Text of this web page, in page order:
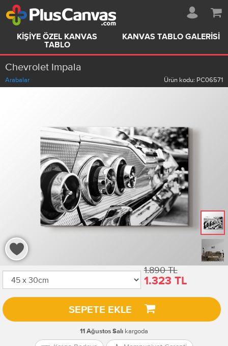
KIŞIYE ÖZEL KANVAS
TABLO
KANVAS TABLO GALERISI
Chevrolet Impala
Arabalar Ürün kodu: PC06571
1.890 TL
1.323 TL
SEPETE EKLE
11 Ağustos Salı kargoda